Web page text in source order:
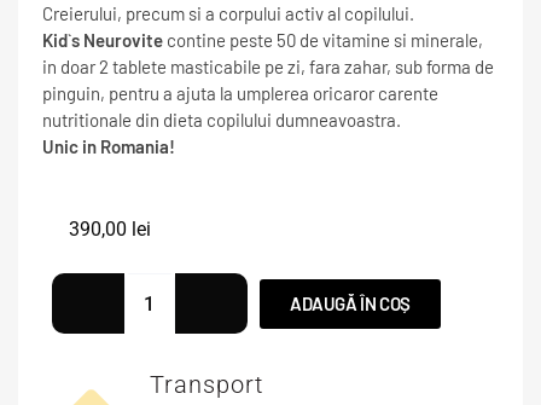
Creierului, precum si a corpului activ al copilului.
Kid`s Neurovite contine peste 50 de vitamine si minerale,
in doar 2 tablete masticabile pe zi, fara zahar, sub forma de
pinguin, pentru a ajuta la umplerea oricaror carente
nutritionale din dieta copilului dumneavoastra.
Unic in Romania!
390,00 lei
ADAUGĂ ÎN COȘ
Transport